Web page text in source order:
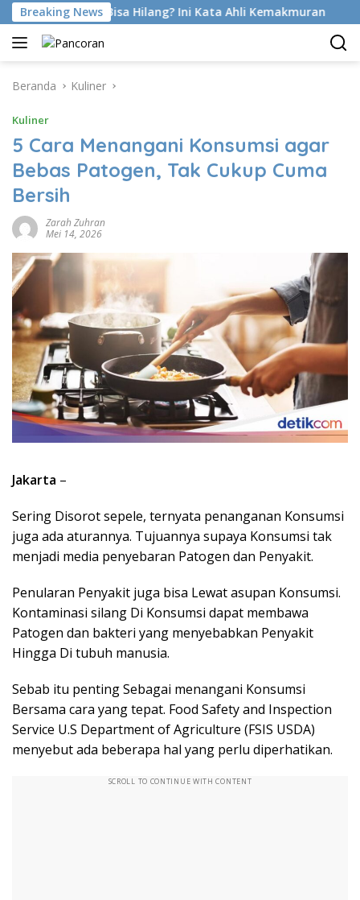
Langsung
ke
konten
Breaking News
Bisa Hilang? Ini Kata Ahli Kemakmuran
Beranda Kuliner
Kuliner
5 Cara Menangani Konsumsi agar
Bebas Patogen, Tak Cukup Cuma
Bersih
Zarah Zuhran
Mei 14, 2026
Jakarta –
Sering Disorot sepele, ternyata penanganan Konsumsi
juga ada aturannya. Tujuannya supaya Konsumsi tak
menjadi media penyebaran Patogen dan Penyakit.
Penularan Penyakit juga bisa Lewat asupan Konsumsi.
Kontaminasi silang Di Konsumsi dapat membawa
Patogen dan bakteri yang menyebabkan Penyakit
Hingga Di tubuh manusia.
Sebab itu penting Sebagai menangani Konsumsi
Bersama cara yang tepat. Food Safety and Inspection
Service U.S Department of Agriculture (FSIS USDA)
menyebut ada beberapa hal yang perlu diperhatikan.
SCROLL TO CONTINUE WITH CONTENT